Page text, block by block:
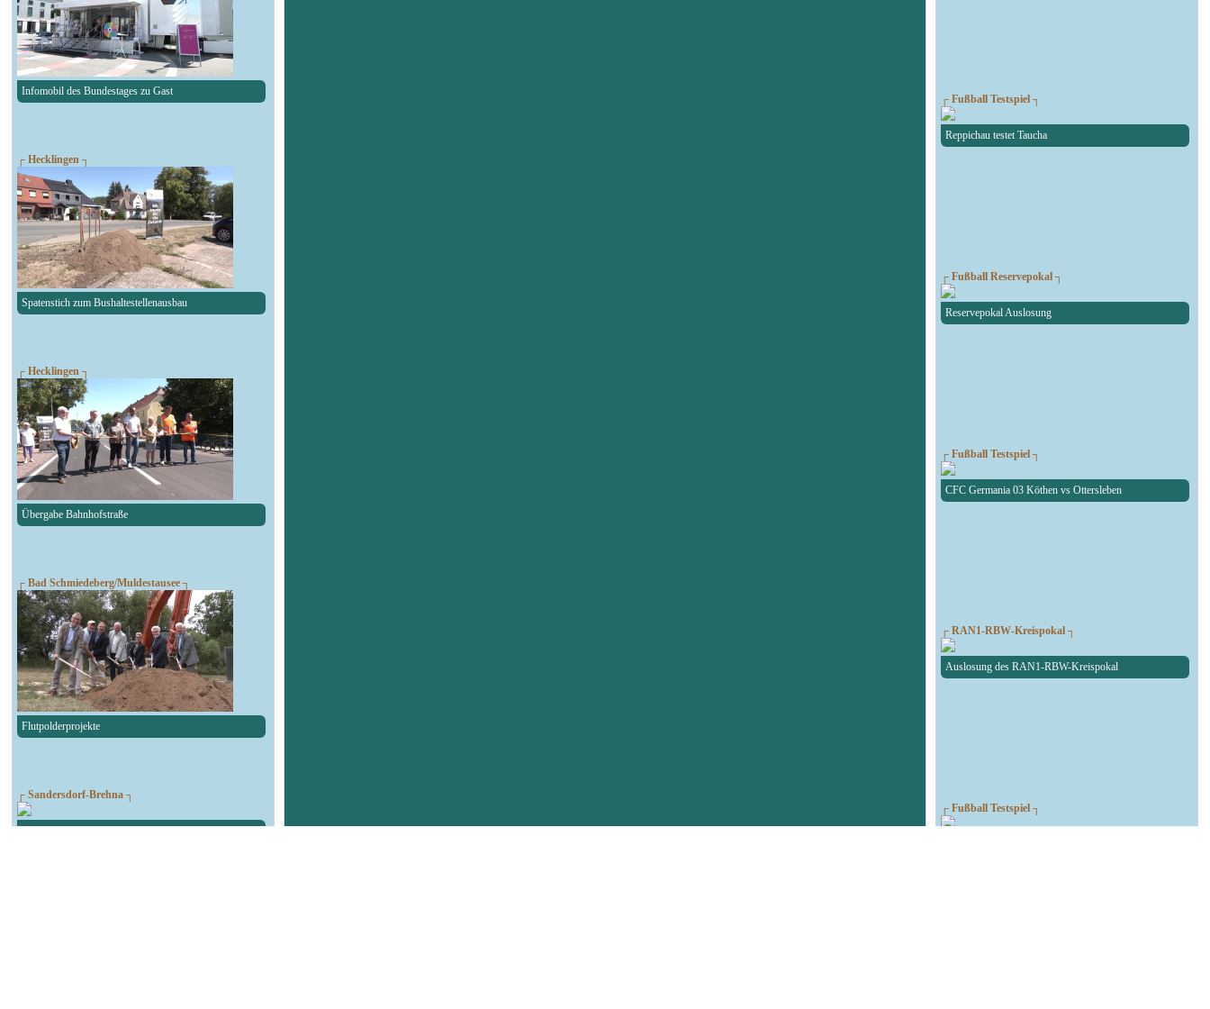
Infomobil des Bundestages zu Gast
┌ Hecklingen ┐
Spatenstich zum Bushaltestellenausbau
┌ Hecklingen ┐
Übergabe Bahnhofstraße
┌ Bad Schmiedeberg/Muldestausee ┐
Flutpolderprojekte
┌ Sandersdorf-Brehna ┐
┌ Fußball Testspiel ┐
Reppichau testet Taucha
┌ Fußball Reservepokal ┐
Reservepokal Auslosung
┌ Fußball Testspiel ┐
CFC Germania 03 Köthen vs Ottersleben
┌ RAN1-RBW-Kreispokal ┐
Auslosung des RAN1-RBW-Kreispokal
┌ Fußball Testspiel ┐